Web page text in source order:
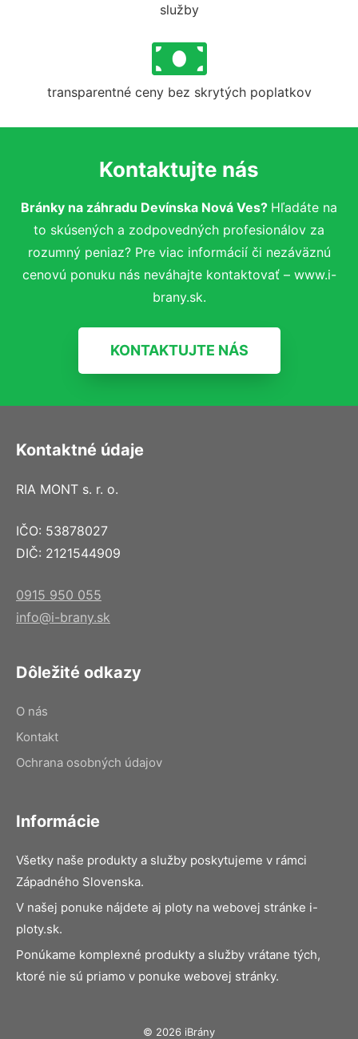
služby
transparentné ceny bez skrytých poplatkov
Kontaktujte nás
Bránky na záhradu Devínska Nová Ves? Hľadáte na
to skúsených a zodpovedných profesionálov za
rozumný peniaz? Pre viac informácií či nezáväznú
cenovú ponuku nás neváhajte kontaktovať – www.i-
brany.sk.
KONTAKTUJTE NÁS
Kontaktné údaje
RIA MONT s. r. o.
IČO: 53878027
DIČ: 2121544909
0915 950 055
info@i-brany.sk
Dôležité odkazy
O nás
Kontakt
Ochrana osobných údajov
Informácie
Všetky naše produkty a služby poskytujeme v rámci
Západného Slovenska.
V našej ponuke nájdete aj ploty na webovej stránke i-
ploty.sk.
Ponúkame komplexné produkty a služby vrátane tých,
ktoré nie sú priamo v ponuke webovej stránky.
© 2026 iBrány